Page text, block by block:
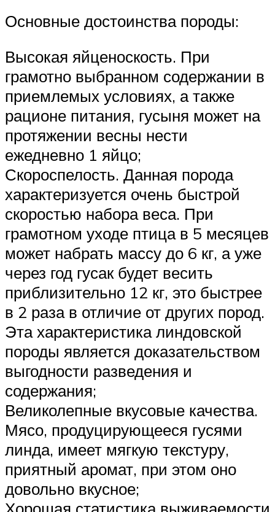
Основные достоинства породы:
Высокая яйценоскость. При
грамотно выбранном содержании в
приемлемых условиях, а также
рационе питания, гусыня может на
протяжении весны нести
ежедневно 1 яйцо;
Скороспелость. Данная порода
характеризуется очень быстрой
скоростью набора веса. При
грамотном уходе птица в 5 месяцев
может набрать массу до 6 кг, а уже
через год гусак будет весить
приблизительно 12 кг, это быстрее
в 2 раза в отличие от других пород.
Эта характеристика линдовской
породы является доказательством
выгодности разведения и
содержания;
Великолепные вкусовые качества.
Мясо, продуцирующееся гусями
линда, имеет мягкую текстуру,
приятный аромат, при этом оно
довольно вкусное;